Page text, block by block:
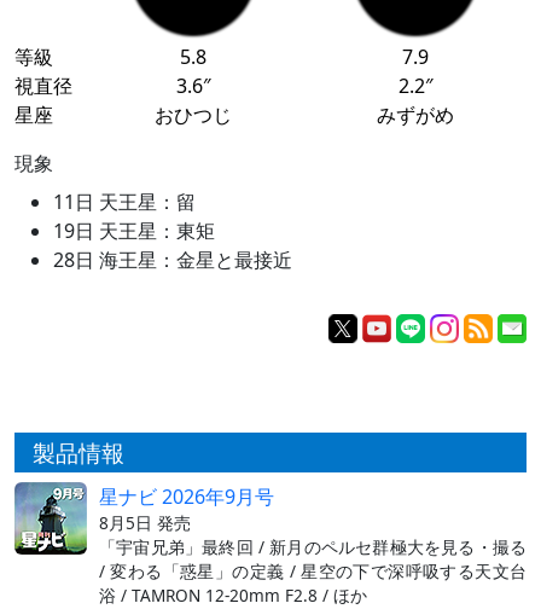
等級 5.8
7.9
視直径
3.6″
2.2″
星座
おひつじ
みずがめ
現象
11日 天王星：留
19日 天王星：東矩
28日 海王星：金星と最接近
製品情報
星ナビ 2026年9月号
8月5日 発売
「宇宙兄弟」最終回 / 新月のペルセ群極大を見る・撮る
/ 変わる「惑星」の定義 / 星空の下で深呼吸する天文台
浴 / TAMRON 12-20mm F2.8 / ほか